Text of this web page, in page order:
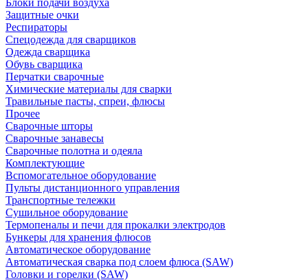
Блоки подачи воздуха
Защитные очки
Респираторы
Спецодежда для сварщиков
Одежда сварщика
Обувь сварщика
Перчатки сварочные
Химические материалы для сварки
Травильные пасты, спреи, флюсы
Прочее
Сварочные шторы
Сварочные занавесы
Сварочные полотна и одеяла
Комплектующие
Вспомогательное оборудование
Пульты дистанционного управления
Транспортные тележки
Сушильное оборудование
Термопеналы и печи для прокалки электродов
Бункеры для хранения флюсов
Автоматическое оборудование
Автоматическая сварка под слоем флюса (SAW)
Головки и горелки (SAW)